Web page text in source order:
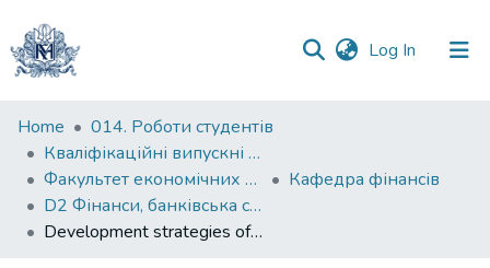
Log In (current)
Communities
&
Collections
All of DSpace
Home
014. Роботи студентів
Кваліфікаційні випускні роботи здобувачів вищої освіти бакалаврських програм
Факультет економічних наук
Кафедра фінансів
D2 Фінанси, банківська справа, страхування та фондовий ринок
Development strategies of the world’s leading banks in the era of technological transformation